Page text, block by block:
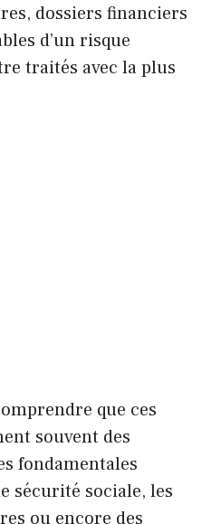
dossiers financiers
d’un risque
traités avec la plus
que ces
souvent des
fondamentales
sécurité sociale, les
ou encore des